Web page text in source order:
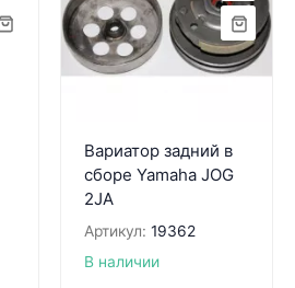
Вариатор задний в
сборе Yamaha JOG
2JA
Артикул: 19362
В наличии